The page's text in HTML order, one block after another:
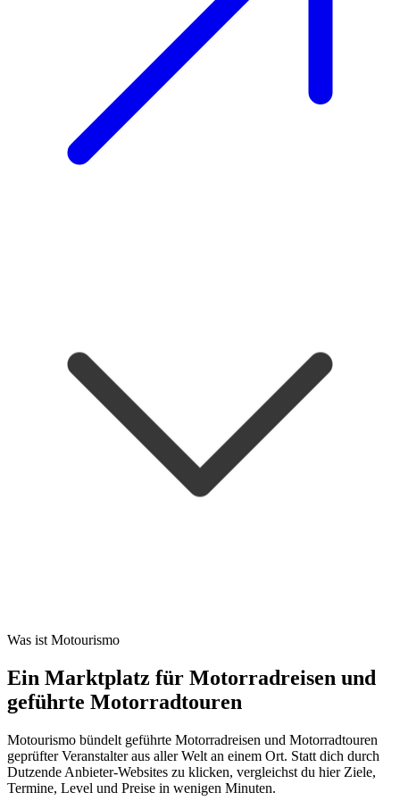
Was ist Motourismo
Ein Marktplatz für Motorradreisen und
geführte Motorradtouren
Motourismo bündelt geführte Motorradreisen und Motorradtouren
geprüfter Veranstalter aus aller Welt an einem Ort. Statt dich durch
Dutzende Anbieter-Websites zu klicken, vergleichst du hier Ziele,
Termine, Level und Preise in wenigen Minuten.